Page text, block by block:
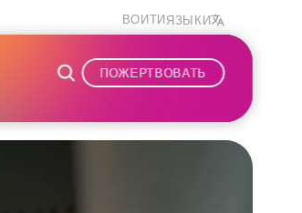
ВОЙТИЯЗЫКИ
ПОЖЕРТВОВАТЬ